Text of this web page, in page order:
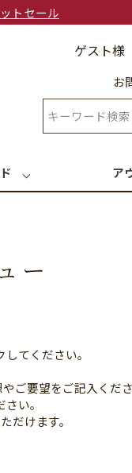
トセール
ゲスト様
お
ア
ー
てください。
ご要望をご記入くださ
い。
だけます。